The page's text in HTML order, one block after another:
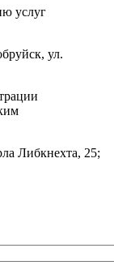
услуг
ул.
Либкнехта, 25;